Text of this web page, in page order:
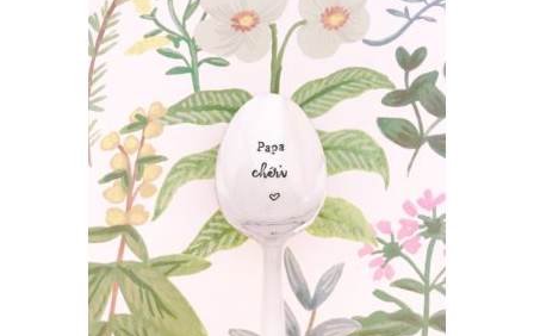
PETITE CUILLÈRE GRAVÉE VINTAGE : PAPA
35,00€
AJOUTER AU PANIER